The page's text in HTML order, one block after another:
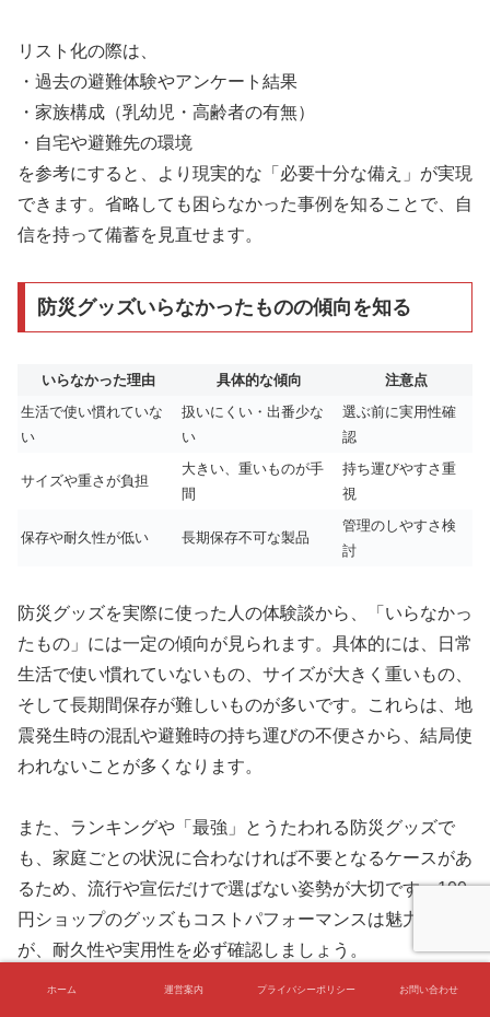
リスト化の際は、
・過去の避難体験やアンケート結果
・家族構成（乳幼児・高齢者の有無）
・自宅や避難先の環境
を参考にすると、より現実的な「必要十分な備え」が実現
できます。省略しても困らなかった事例を知ることで、自
信を持って備蓄を見直せます。
防災グッズいらなかったものの傾向を知る
いらなかった理由 具体的な傾向
注意点
生活で使い慣れていな
い
扱いにくい・出番少な
い
選ぶ前に実用性確
認
サイズや重さが負担
大きい、重いものが手
間
持ち運びやすさ重
視
保存や耐久性が低い 長期保存不可な製品
管理のしやすさ検
討
防災グッズを実際に使った人の体験談から、「いらなかっ
たもの」には一定の傾向が見られます。具体的には、日常
生活で使い慣れていないもの、サイズが大きく重いもの、
そして長期間保存が難しいものが多いです。これらは、地
震発生時の混乱や避難時の持ち運びの不便さから、結局使
われないことが多くなります。
また、ランキングや「最強」とうたわれる防災グッズで
も、家庭ごとの状況に合わなければ不要となるケースがあ
るため、流行や宣伝だけで選ばない姿勢が大切です。100
円ショップのグッズもコストパフォーマンスは魅力です
が、耐久性や実用性を必ず確認しましょう。
ホーム 運営案内 プライバシーポリシー お問い合わせ